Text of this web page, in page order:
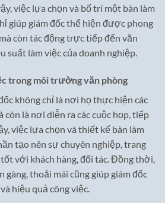
việc lựa chọn và bố trí một bàn làm
giúp giám đốc thể hiện được phong
còn tác động trực tiếp đến văn
suất làm việc của doanh nghiệp.
trong môi trường văn phòng
không chỉ là nơi họ thực hiện các
còn là nơi diễn ra các cuộc họp, tiếp
việc lựa chọn và thiết kế bàn làm
tạo nên sự chuyên nghiệp, trang
với khách hàng, đối tác. Đồng thời,
gàng, thoải mái cũng giúp giám đốc
hiệu quả công việc.